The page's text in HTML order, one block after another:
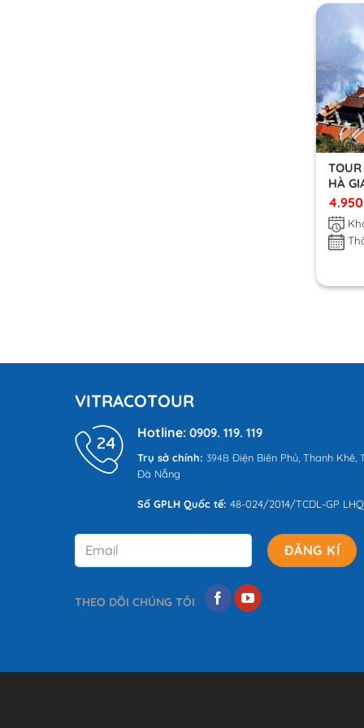
HÀ
VITRACOTOUR
Hotline: 0909. 119. 119
Trụ sở chính: 394BĐiện Biên Phủ, Thanh Khê,
Đà Nẵng
Số GPLH Quốc tế: 48-024/2014/TCDL-GP
THEO DÕI CHÚNG TÔI